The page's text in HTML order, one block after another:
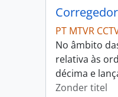
PT MTVR
No âmbito
relativa às
décima e
Zonder titel